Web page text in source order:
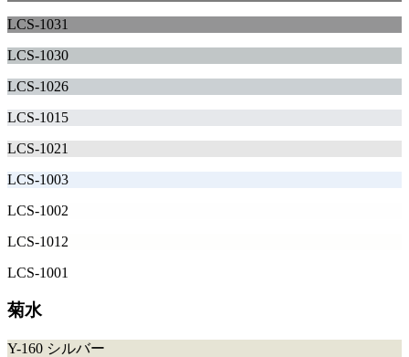
LCS-1031
LCS-1030
LCS-1026
LCS-1015
LCS-1021
LCS-1003
LCS-1002
LCS-1012
LCS-1001
菊水
Y-160 シルバー